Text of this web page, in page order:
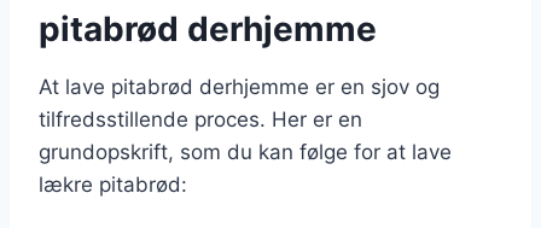
pitabrød derhjemme
At lave pitabrød derhjemme er en sjov og
tilfredsstillende proces. Her er en
grundopskrift, som du kan følge for at lave
lækre pitabrød: